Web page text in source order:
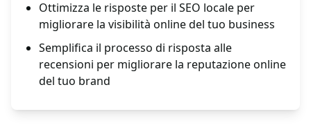
Ottimizza le risposte per il SEO locale per
migliorare la visibilità online del tuo business
Semplifica il processo di risposta alle
recensioni per migliorare la reputazione online
del tuo brand